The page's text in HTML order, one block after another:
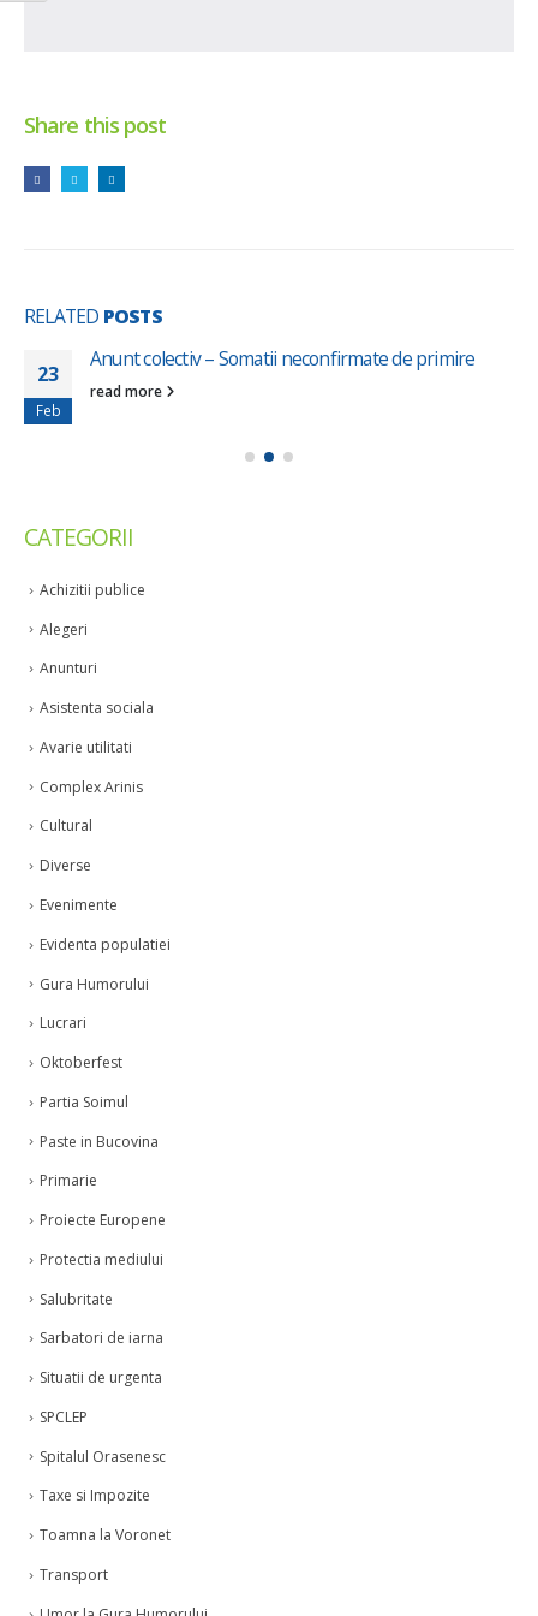
Share this post
RELATED POSTS
23
Feb
Anunt colectiv – Somatii neconfirmate de primire
read more
CATEGORII
Achizitii publice
Alegeri
Anunturi
Asistenta sociala
Avarie utilitati
Complex Arinis
Cultural
Diverse
Evenimente
Evidenta populatiei
Gura Humorului
Lucrari
Oktoberfest
Partia Soimul
Paste in Bucovina
Primarie
Proiecte Europene
Protectia mediului
Salubritate
Sarbatori de iarna
Situatii de urgenta
SPCLEP
Spitalul Orasenesc
Taxe si Impozite
Toamna la Voronet
Transport